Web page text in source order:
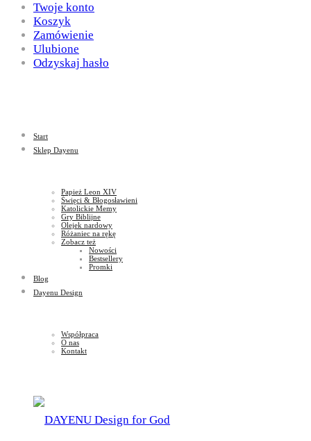
for
God
Design
God
Twoje konto
Koszyk
Zamówienie
Ulubione
Odzyskaj hasło
Start
Sklep Dayenu
Papież Leon XIV
Święci & Błogosławieni
Katolickie Memy
Gry Biblijne
Olejek nardowy
Różaniec na rękę
Zobacz też
Nowości
Bestsellery
Promki
Blog
Dayenu Design
Współpraca
O nas
Kontakt